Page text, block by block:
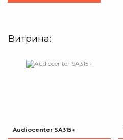
Витрина:
Audiocenter SA315+